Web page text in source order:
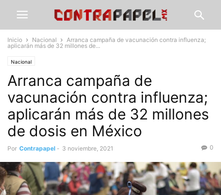
Inicio Nacional
Arranca campaña de vacunación contra influenza;
aplicarán más de 32 millones de...
Nacional
Arranca campaña de
vacunación contra influenza;
aplicarán más de 32 millones
de dosis en México
Por Contrapapel - 3 noviembre, 2021 0